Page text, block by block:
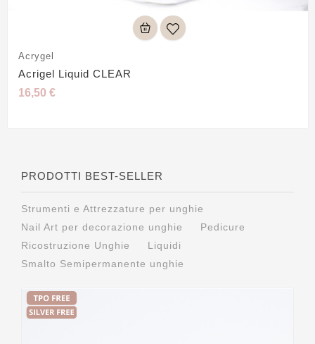
Acrygel
Acrigel Liquid CLEAR
16,50 €
PRODOTTI BEST-SELLER
Strumenti e Attrezzature per unghie
Nail Art per decorazione unghie
Pedicure
Ricostruzione Unghie
Liquidi
Smalto Semipermanente unghie